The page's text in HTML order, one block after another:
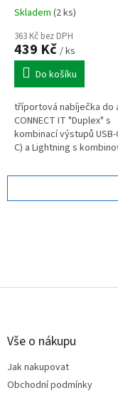
Skladem (2 ks)
363 Kč bez DPH
439 Kč / ks
Do košíku
tříportová nabíječka do
CONNECT IT "Duplex" s
kombinací výstupů
C) a Lightning s
Z
Vše o nákupu
Jak nakupovat
Obchodní podmínky